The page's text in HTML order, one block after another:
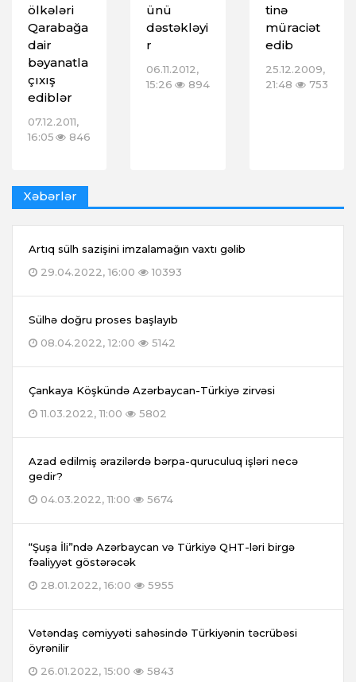
ölkələri
Qarabağa
dair
bəyanatla
çıxış
ediblər
07.12.2011,
16:05
846
ünü
dəstəkləyi
r
06.11.2012,
15:26
894
tinə
müraciət
edib
25.12.2009,
21:48
753
Xəbərlər
Artıq sülh sazişini imzalamağın vaxtı gəlib
29.04.2022, 16:00
10393
Sülhə doğru proses başlayıb
08.04.2022, 12:00
5142
Çankaya Köşkündə Azərbaycan-Türkiyə zirvəsi
11.03.2022, 11:00
5802
Azad edilmiş ərazilərdə bərpa-quruculuq işləri necə
gedir?
04.03.2022, 11:00
5674
“Şuşa İli”ndə Azərbaycan və Türkiyə QHT-ləri birgə
fəaliyyət göstərəcək
28.01.2022, 16:00
5955
Vətəndaş cəmiyyəti sahəsində Türkiyənin təcrübəsi
öyrənilir
26.01.2022, 15:00
5843